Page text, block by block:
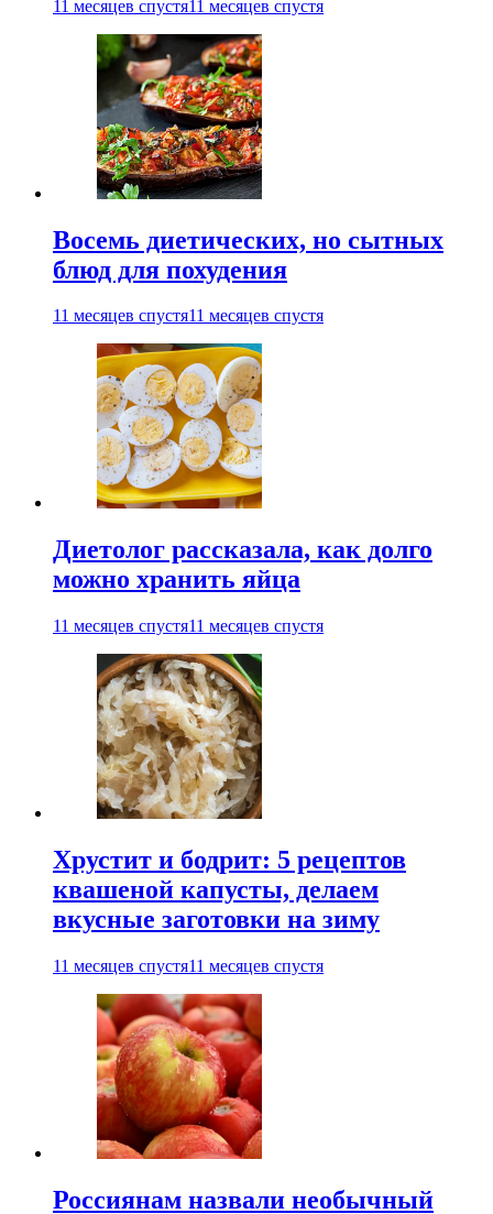
11 месяцев спустя11 месяцев спустя
Восемь диетических, но сытных
блюд для похудения
11 месяцев спустя11 месяцев спустя
Диетолог рассказала, как долго
можно хранить яйца
11 месяцев спустя11 месяцев спустя
Хрустит и бодрит: 5 рецептов
квашеной капусты, делаем
вкусные заготовки на зиму
11 месяцев спустя11 месяцев спустя
Россиянам назвали необычный